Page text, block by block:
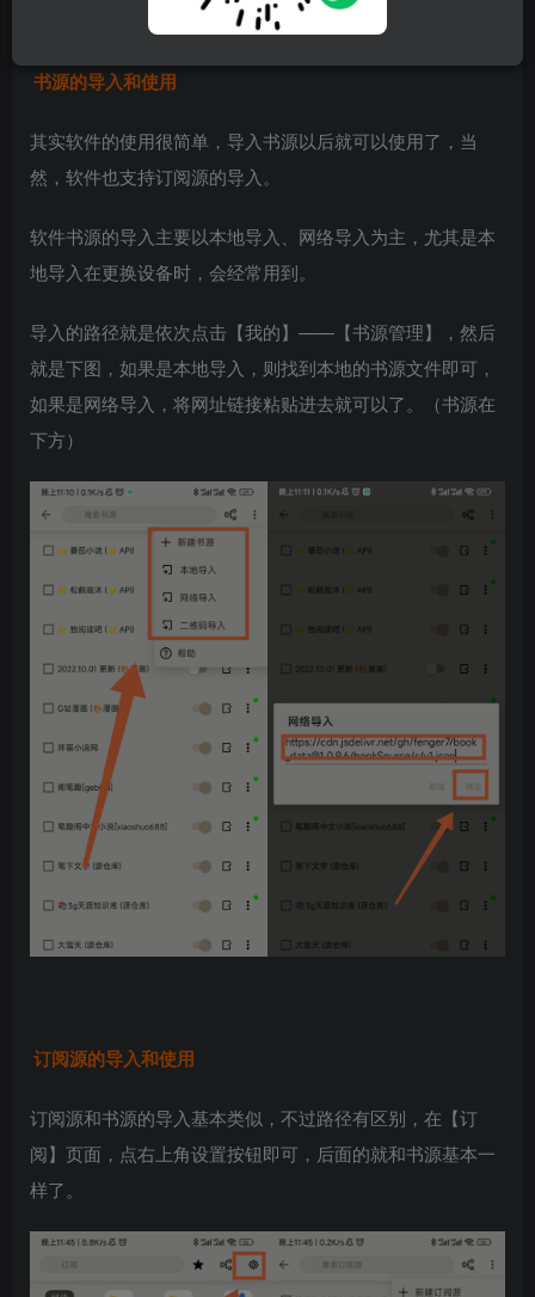
书源的导入和使用
其实软件的使用很简单，导入书源以后就可以使用了，当
然，软件也支持订阅源的导入。
软件书源的导入主要以本地导入、网络导入为主，尤其是本
地导入在更换设备时，会经常用到。
导入的路径就是依次点击【我的】——【书源管理】，然后
就是下图，如果是本地导入，则找到本地的书源文件即可，
如果是网络导入，将网址链接粘贴进去就可以了。（书源在
下方）
订阅源的导入和使用
订阅源和书源的导入基本类似，不过路径有区别，在【订
阅】页面，点右上角设置按钮即可，后面的就和书源基本一
样了。